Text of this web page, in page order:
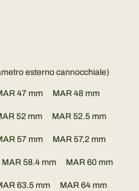
esterno cannocchiale)
47 mm MAR 48 mm
52 mm MAR 52.5 mm
57 mm MAR 57,2 mm
MAR 58.4 mm MAR 60 mm
63.5 mm MAR 64 mm